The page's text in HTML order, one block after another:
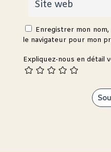
Enregistrer mon
le navigateur pour mon
Expliquez-nous en détail